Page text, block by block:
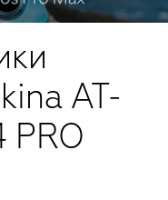
AT-
PRO